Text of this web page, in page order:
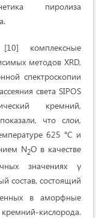
пиролиза
комплексные
методов XRD,
спектроскопии
света SIPOS
кремний,
что слои,
625 °C и
N2O в качестве
значениях γ
состав, состоящий
в аморфные
кислорода.